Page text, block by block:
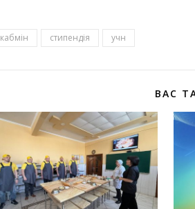
кабмін стипендія учн
ВАС